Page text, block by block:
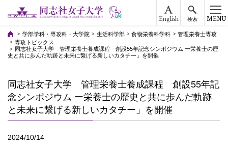
English 検索 MENU
学部学科・専攻科・大学院 生活科学部 食物栄養科学科
管理栄養士専攻
専攻トピックス
同志社女子大学 管理栄養士養成課程 創設55年記念シンポジウム ー栄養士の歴
史と共に歩んだ軌跡と未来に繋げる新しいカタチー」を開催
同志社女子大学 管理栄養士養成課程 創設55年記
念シンポジウム ー栄養士の歴史と共に歩んだ軌跡
と未来に繋げる新しいカタチー」を開催
2024/10/14